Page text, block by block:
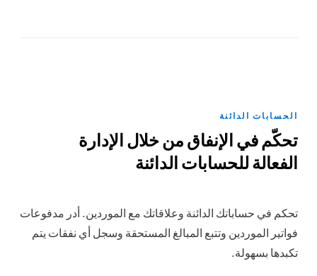
الحسابات الدائنة
تحكّم في الإنفاق من خلال الإدارة
الفعالة للحسابات الدائنة
تحكم في حساباتك الدائنة وعلاقاتك مع الموردين. أدر مدفوعات
فواتير الموردين وتتبع المبالغ المستحقة وسجل أي نفقات يتم
تكبدها بسهولة.